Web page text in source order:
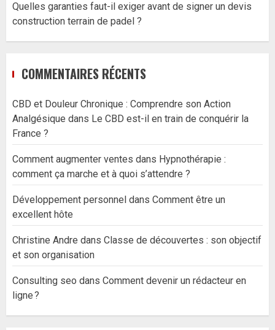
Quelles garanties faut-il exiger avant de signer un devis
construction terrain de padel ?
COMMENTAIRES RÉCENTS
CBD et Douleur Chronique : Comprendre son Action
Analgésique dans Le CBD est-il en train de conquérir la
France ?
Comment augmenter ventes dans Hypnothérapie :
comment ça marche et à quoi s’attendre ?
Développement personnel dans Comment être un
excellent hôte
Christine Andre dans Classe de découvertes : son objectif
et son organisation
Consulting seo dans Comment devenir un rédacteur en
ligne ?